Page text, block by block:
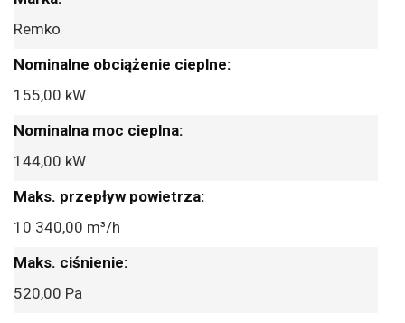
Remko
155,00 kW
144,00 kW
10 340,00 m³/h
520,00 Pa